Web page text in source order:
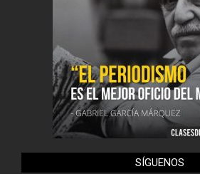
SÍGUENOS